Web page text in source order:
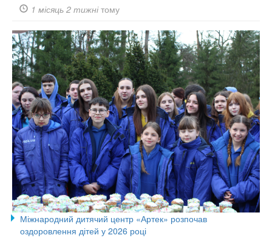
1 місяць 2 тижнітому
Міжнародний дитячий центр «Артек» розпочав
оздоровлення дітей у 2026 році